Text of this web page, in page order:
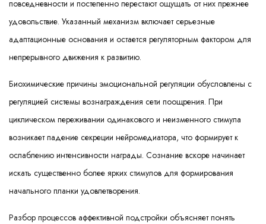
повседневности и постепенно перестают ощущать от них прежнее
удовольствие. Указанный механизм включает серьезные
адаптационные основания и остается регуляторным фактором для
непрерывного движения к развитию.
Биохимические причины эмоциональной регуляции обусловлены с
регуляцией системы вознаграждения сети поощрения. При
циклическом переживании одинакового и неизменного стимула
возникает падение секреции нейромедиатора, что формирует к
ослаблению интенсивности награды. Сознание вскоре начинает
искать существенно более ярких стимулов для формирования
начального планки удовлетворения.
Разбор процессов аффективной подстройки объясняет понять